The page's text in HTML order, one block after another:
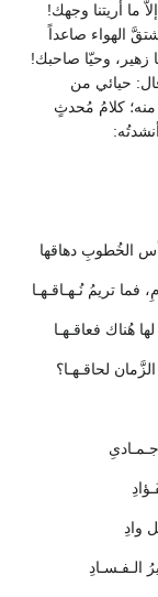
ما أريتنا وجهك!
الهواء صاعداً
زهير، وحيّا صاحبك!
حيائي من
كلامُ مُحدثٍ
الخُطوبِ دهاقها
تريمُ نُـهـاقـهـا
هُناك فعاقـهـا
لحاقـهـا؟
وادِ
الـفـسـادِ